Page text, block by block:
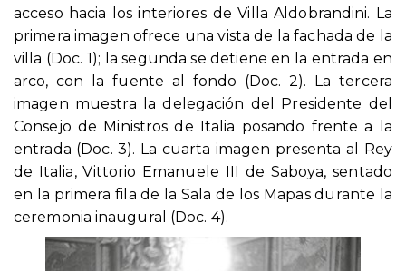
acceso hacia los interiores de Villa Aldobrandini. La
primera imagen ofrece una vista de la fachada de la
villa (Doc. 1); la segunda se detiene en la entrada en
arco, con la fuente al fondo (Doc. 2). La tercera
imagen muestra la delegación del Presidente del
Consejo de Ministros de Italia posando frente a la
entrada (Doc. 3). La cuarta imagen presenta al Rey
de Italia, Vittorio Emanuele III de Saboya, sentado
en la primera fila de la Sala de los Mapas durante la
ceremonia inaugural (Doc. 4).